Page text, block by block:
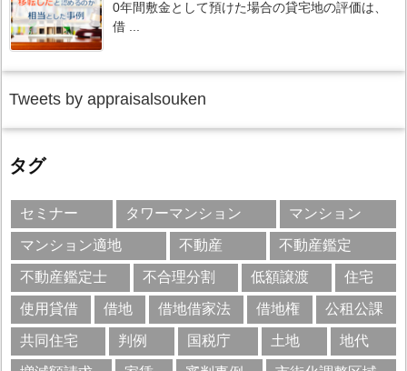
0年間敷金として預けた場合の貸宅地の評価は、
借 ...
Tweets by appraisalsouken
タグ
セミナー タワーマンション マンション
マンション適地 不動産 不動産鑑定
不動産鑑定士 不合理分割 低額譲渡 住宅
使用貸借 借地 借地借家法 借地権 公租公課
共同住宅 判例 国税庁 土地 地代